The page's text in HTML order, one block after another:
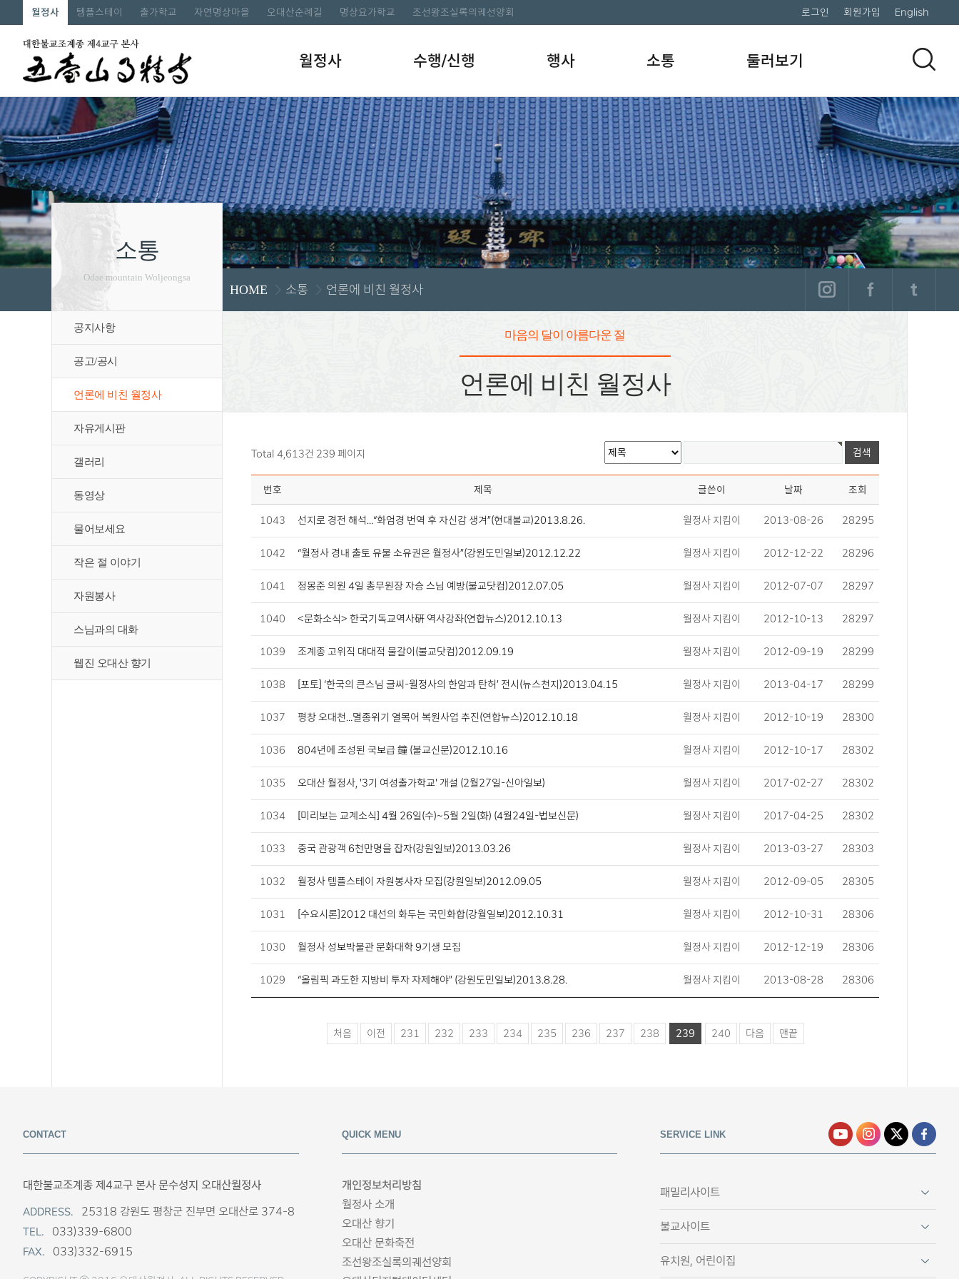
월정사 템플스테이 출가학교 자연명상마을 오대산순례길 명상요가학교 조선왕조실록의궤선양회 로그인 회원가입 English
월정사 수행/신행 행사 소통 둘러보기
소통
Odae mountain Woljeongsa
공지사항
공고/공시
언론에 비친 월정사
자유게시판
갤러리
동영상
물어보세요
작은 절 이야기
자원봉사
스님과의 대화
웹진 오대산 향기
HOME 소통 언론에 비친 월정사
마음의 달이 아름다운 절
언론에 비친 월정사
Total 4,613건 239 페이지
번호 제목 글쓴이 날짜 조회
1043 선지로 경전 해석…“화엄경 번역 후 자신감 생겨”(현대불교)2013.8.26. 월정사 지킴이 2013-08-26 28295
1042 “월정사 경내 출토 유물 소유권은 월정사”(강원도민일보)2012.12.22 월정사 지킴이 2012-12-22 28296
1041 정몽준 의원 4일 총무원장 자승 스님 예방(불교닷컴)2012.07.05 월정사 지킴이 2012-07-07 28297
1040 <문화소식> 한국기독교역사硏 역사강좌(연합뉴스)2012.10.13 월정사 지킴이 2012-10-13 28297
1039 조계종 고위직 대대적 물갈이(불교닷컴)2012.09.19 월정사 지킴이 2012-09-19 28299
1038 [포토] ‘한국의 큰스님 글씨-월정사의 한암과 탄허’ 전시(뉴스천지)2013.04.15 월정사 지킴이 2013-04-17 28299
1037 평창 오대천…멸종위기 열목어 복원사업 추진(연합뉴스)2012.10.18 월정사 지킴이 2012-10-19 28300
1036 804년에 조성된 국보급 鐘 (불교신문)2012.10.16 월정사 지킴이 2012-10-17 28302
1035 오대산 월정사, '3기 여성출가학교' 개설 (2월27일-신아일보) 월정사 지킴이 2017-02-27 28302
1034 [미리보는 교계소식] 4월 26일(수)~5월 2일(화) (4월24일-법보신문) 월정사 지킴이 2017-04-25 28302
1033 중국 관광객 6천만명을 잡자(강원일보)2013.03.26 월정사 지킴이 2013-03-27 28303
1032 월정사 템플스테이 자원봉사자 모집(강원일보)2012.09.05 월정사 지킴이 2012-09-05 28305
1031 [수요시론]2012 대선의 화두는 국민화합(강월일보)2012.10.31 월정사 지킴이 2012-10-31 28306
1030 월정사 성보박물관 문화대학 9기생 모집 월정사 지킴이 2012-12-19 28306
1029 “올림픽 과도한 지방비 투자 자제해야” (강원도민일보)2013.8.28. 월정사 지킴이 2013-08-28 28306
처음 이전 231 232 233 234 235 236 237 238 239 240 다음 맨끝
CONTACT
대한불교조계종 제4교구 본사 문수성지 오대산월정사
ADDRESS. 25318 강원도 평창군 진부면 오대산로 374-8
TEL. 033)339-6800
FAX. 033)332-6915
QUICK MENU
개인정보처리방침
월정사 소개
오대산 향기
오대산 문화축전
조선왕조실록의궤선양회
SERVICE LINK
패밀리사이트
불교사이트
유치원, 어린이집